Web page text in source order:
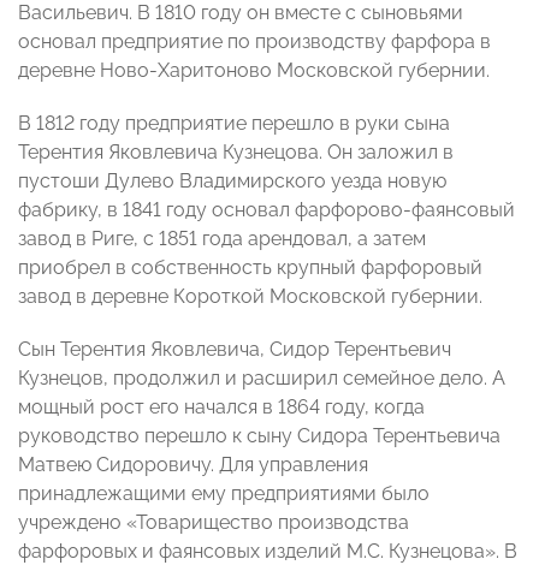
Васильевич. В 1810 году он вместе с сыновьями
основал предприятие по производству фарфора в
деревне Ново-Харитоново Московской губернии.
В 1812 году предприятие перешло в руки сына
Терентия Яковлевича Кузнецова. Он заложил в
пустоши Дулево Владимирского уезда новую
фабрику, в 1841 году основал фарфорово-фаянсовый
завод в Риге, с 1851 года арендовал, а затем
приобрел в собственность крупный фарфоровый
завод в деревне Короткой Московской губернии.
Сын Терентия Яковлевича, Сидор Терентьевич
Кузнецов, продолжил и расширил семейное дело. А
мощный рост его начался в 1864 году, когда
руководство перешло к сыну Сидора Терентьевича
Матвею Сидоровичу. Для управления
принадлежащими ему предприятиями было
учреждено «Товарищество производства
фарфоровых и фаянсовых изделий М.С. Кузнецова». В